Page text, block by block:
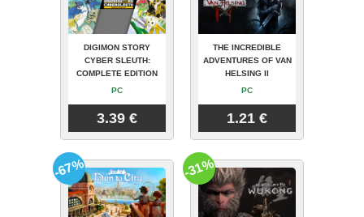
DIGIMON STORY
CYBER SLEUTH:
COMPLETE EDITION
PC
3.39 €
THE INCREDIBLE
ADVENTURES OF VAN
HELSING II
PC
1.21 €
-67% -31%